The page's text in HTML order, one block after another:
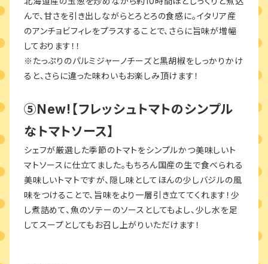
んで、甘さを引き出しながらとろとろの食感に。イタリア産
のアンチョビフィレをプラスすることで、さらに旨味が増幅
しております！！
※たっぷりのパルミジャーノチーズと黒胡椒をしっかりかけ
ると、さらに違った味わいもお楽しみ頂けます！
⑤New!【フレッシュトマトのシンプル
なトマトソース】
シェフが厳選した季節のトマトをシンプルかつ美味しいト
マトソースに仕立てました。もちろん国産の生で食べられる
美味しいトマトですが、隠し味としてほんの少しバジルの風
味をつけることで、旨味をより一層引き立ててくれます！少
し煮詰めて、魚のソテーのソースとしてもよし、少し水を足
してスープとしてもお召し上がりいただけます！